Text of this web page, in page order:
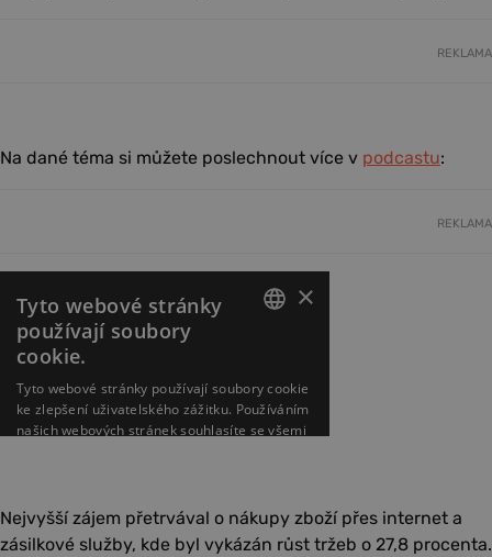
REKLAMA
Na dané téma si můžete poslechnout více v podcastu:
REKLAMA
Nejvyšší zájem přetrvával o nákupy zboží přes internet a
zásilkové služby, kde byl vykázán růst tržeb o 27,8 procenta.